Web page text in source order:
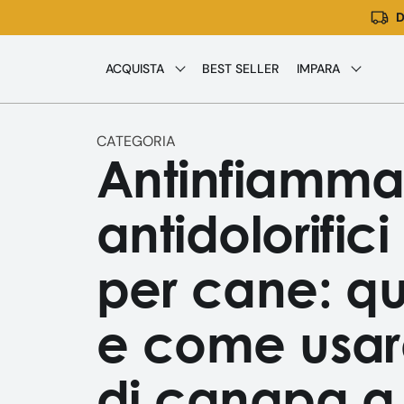
direttamente
ACQUISTA BEST SELLER IMPARA
CATEGORIA
antidolorifici
per cane:
e come